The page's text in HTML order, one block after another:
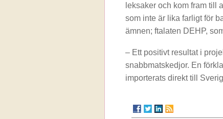
leksaker och kom fram till
som inte är lika farligt för
ämnen; ftalaten DEHP,
– Ett positivt resultat i
snabbmatskedjor. En
importerats direkt till